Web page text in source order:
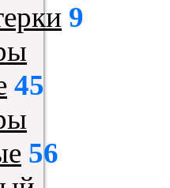
9
45
56